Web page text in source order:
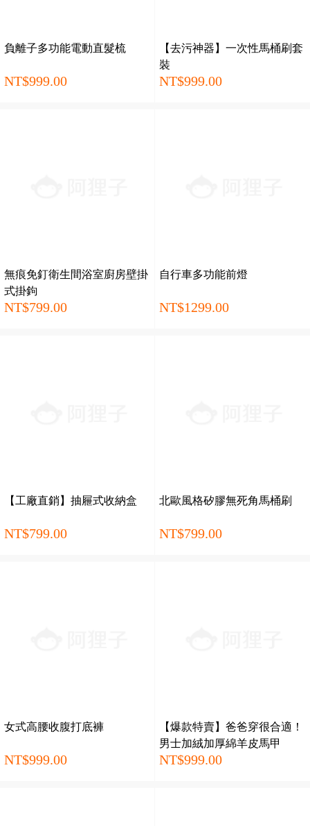
負離子多功能電動直髮梳
NT$999.00
【去污神器】一次性馬桶刷套
裝
NT$999.00
無痕免釘衛生間浴室廚房壁掛
式掛鉤
NT$799.00
自行車多功能前燈
NT$1299.00
【工廠直銷】抽屜式收納盒
NT$799.00
北歐風格矽膠無死角馬桶刷
NT$799.00
女式高腰收腹打底褲
NT$999.00
【爆款特賣】爸爸穿很合適！
男士加絨加厚綿羊皮馬甲
NT$999.00